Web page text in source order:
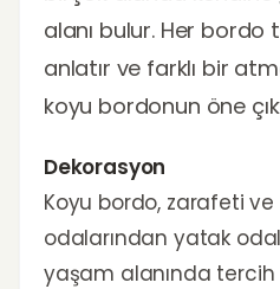
alanı bulur. Her bordo
anlatır ve farklı bir
koyu bordonun öne
Dekorasyon
Koyu bordo, zarafeti ve
odalarından yatak
yaşam alanında tercih